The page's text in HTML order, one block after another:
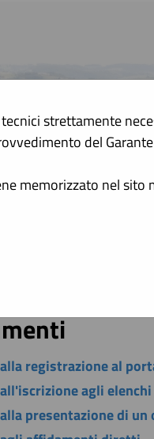
A A GRAFICA
strettamente
del
memorizzato nel sito
registrazione al
agli
presentazione di